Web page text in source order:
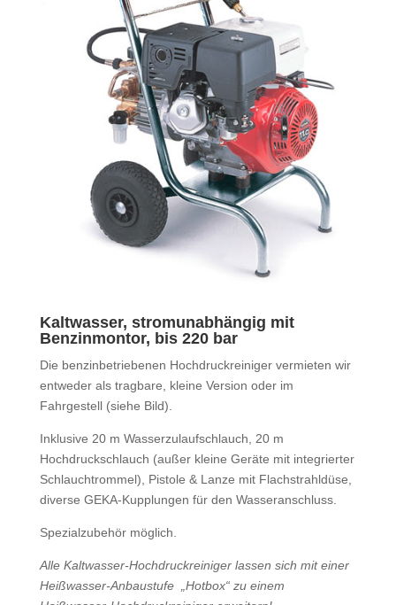
Kaltwasser, stromunabhängig mit
Benzinmontor, bis 220 bar
Die benzinbetriebenen Hochdruckreiniger vermieten wir
entweder als tragbare, kleine Version oder im
Fahrgestell (siehe Bild).
Inklusive 20 m Wasserzulaufschlauch, 20 m
Hochdruckschlauch (außer kleine Geräte mit integrierter
Schlauchtrommel), Pistole & Lanze mit Flachstrahldüse,
diverse GEKA-Kupplungen für den Wasseranschluss.
Spezialzubehör möglich.
Alle Kaltwasser-Hochdruckreiniger lassen sich mit einer
Heißwasser-Anbaustufe „Hotbox“ zu einem